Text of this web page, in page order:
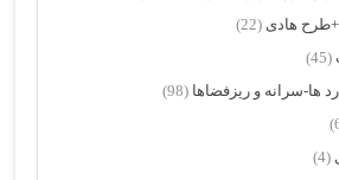
هادی (22)
(45)
ها-سرانه و ریزفضاها (98)
(4)